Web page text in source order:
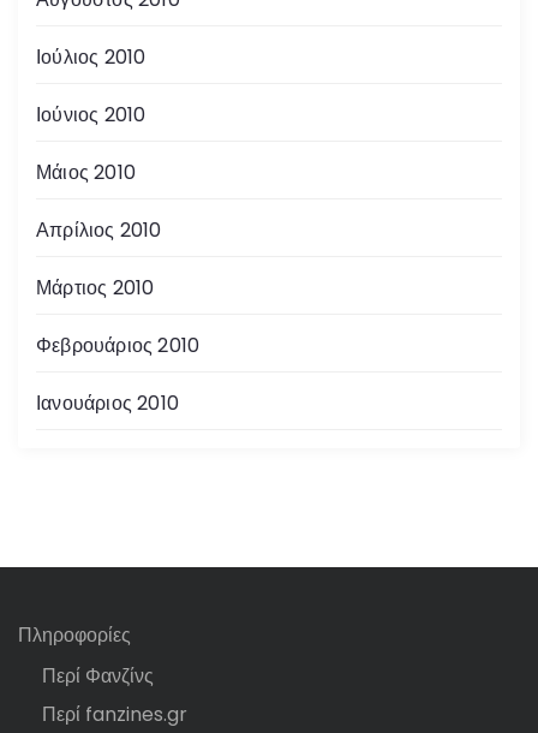
Ιούλιος 2010
Ιούνιος 2010
Μάιος 2010
Απρίλιος 2010
Μάρτιος 2010
Φεβρουάριος 2010
Ιανουάριος 2010
Πληροφορίες
Περί Φανζίνς
Περί fanzines.gr